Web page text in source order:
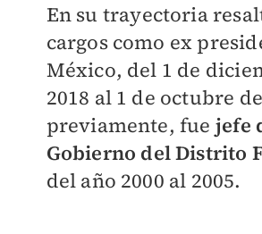
En su trayectoria
cargos como ex
México, del 1 de
2018 al 1 de octubre
previamente, fue jefe
Gobierno del Distrito
del año 2000 al 2005.